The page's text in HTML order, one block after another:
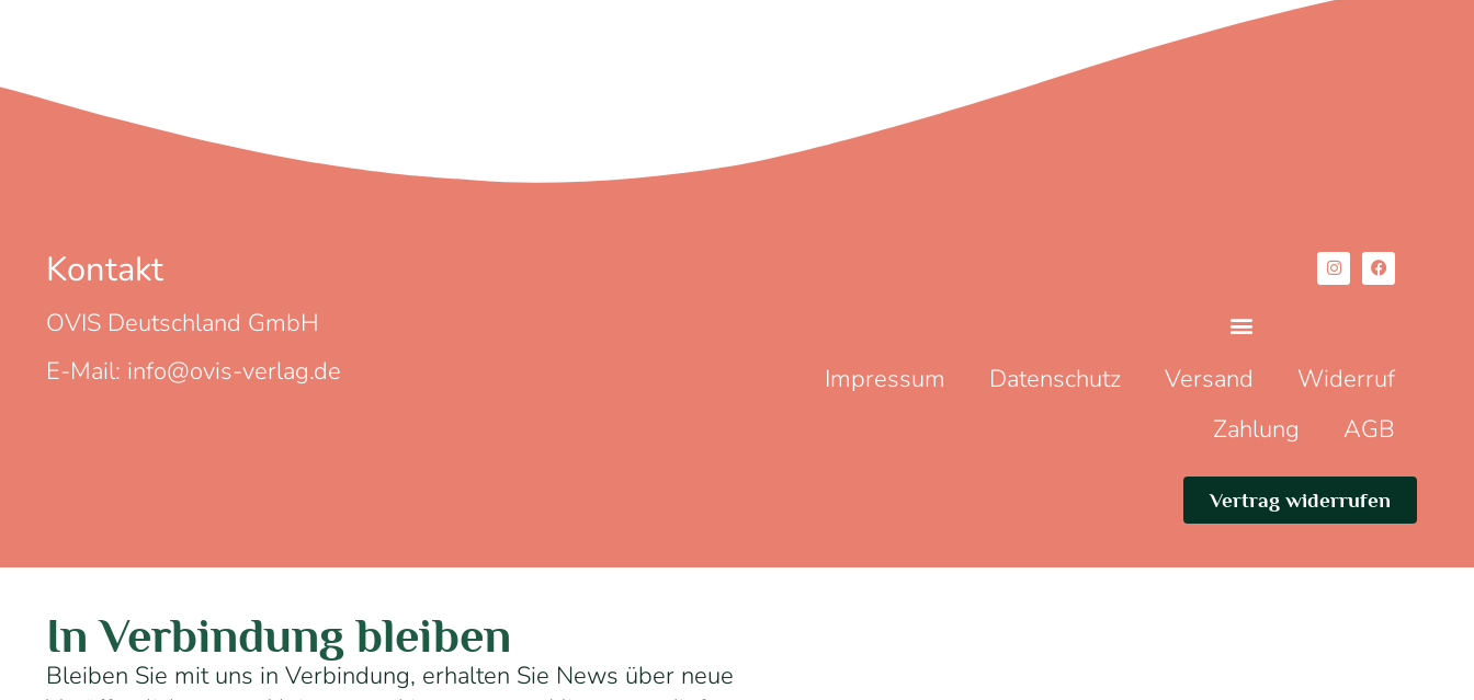
Kontakt
OVIS Deutschland GmbH
E-Mail: info@ovis-verlag.de
Impressum Datenschutz Versand
Widerruf
Zahlung
AGB
Vertrag widerrufen
In Verbindung bleiben
Bleiben Sie mit uns in Verbindung, erhalten Sie News über neue